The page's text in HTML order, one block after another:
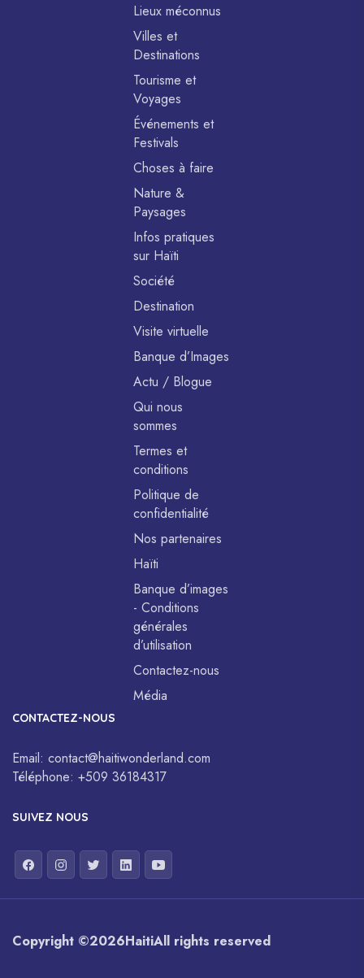
Lieux méconnus
Villes et
Destinations
Tourisme et
Voyages
Événements et
Festivals
Choses à faire
Nature &
Paysages
Infos pratiques
sur Haïti
Société
Destination
Visite virtuelle
Banque d’Images
Actu / Blogue
Qui nous
sommes
Termes et
conditions
Politique de
confidentialité
Nos partenaires
Haïti
Banque d’images
- Conditions
générales
d’utilisation
Contactez-nous
Média
CONTACTEZ-NOUS
Email: contact@haitiwonderland.com
Téléphone: +509 36184317
SUIVEZ NOUS
Copyright ©2026HaitiAll rights reserved